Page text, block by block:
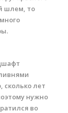
шлем, то
сколько лет
нужно
во